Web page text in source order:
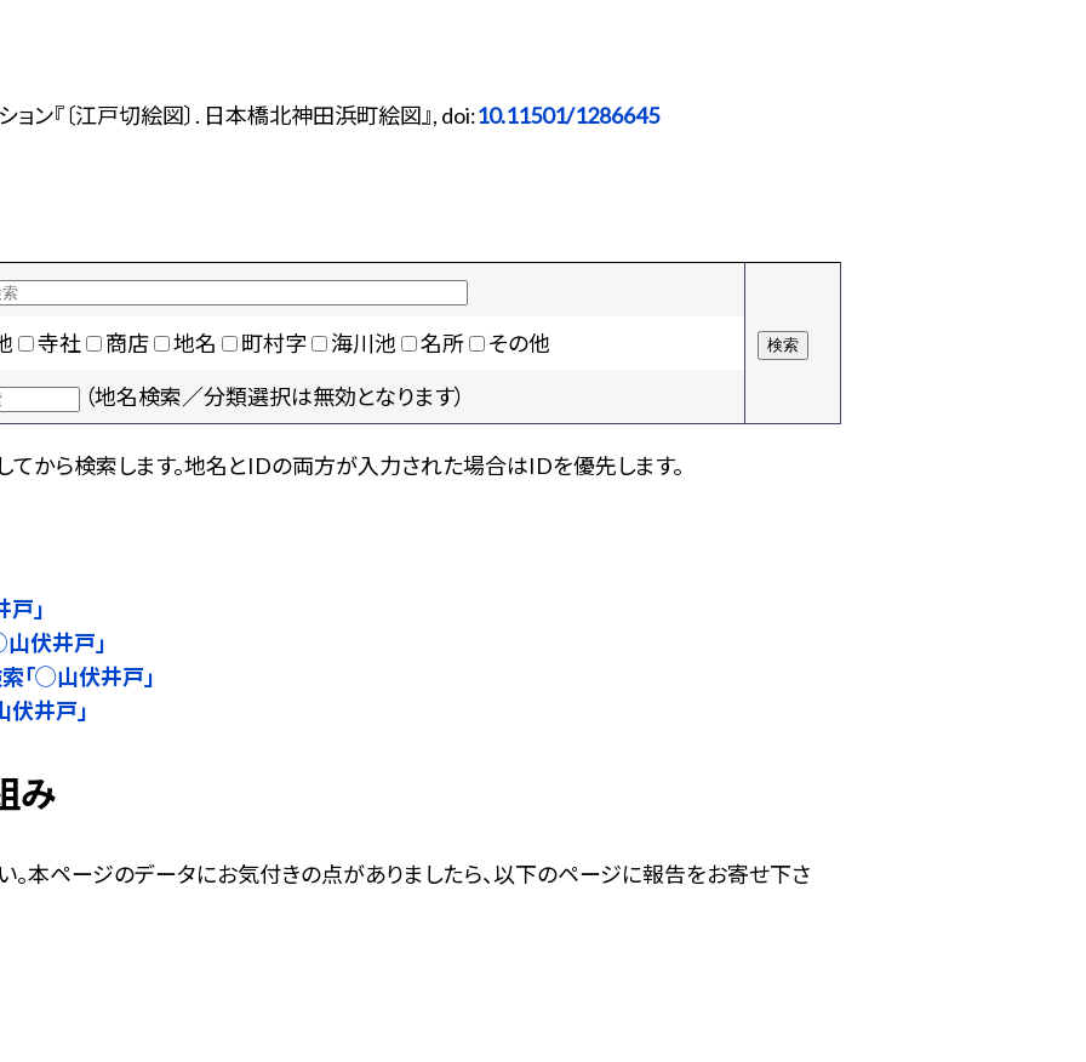
ン『〔江戸切絵図〕. 日本橋北神田浜町絵図』, doi:10.11501/1286645
寺社 商店 地名 町村字 海川池 名所
その他
（地名検索／分類選択は無効となります）
から検索します。地名とIDの両方が入力された場合はIDを優先します。
」
伏井戸」
「◯山伏井戸」
井戸」
み
本ページのデータにお気付きの点がありましたら、以下のページに報告をお寄せ下さ